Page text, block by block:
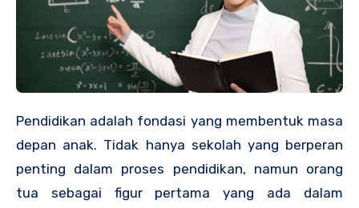
Pendidikan adalah fondasi yang membentuk masa
depan anak. Tidak hanya sekolah yang berperan
penting dalam proses pendidikan, namun orang
tua sebagai figur pertama yang ada dalam